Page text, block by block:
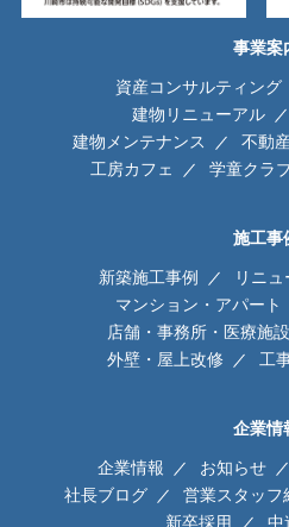
事業案
資産コンサルティング
建物リニューアル
建物メンテナンス
不動
工房カフェ
学童クラ
施工事
新築施工事例
リニ
マンション・アパート
店舗・事務所・医療施設
外壁・屋上改修
工
企業情
企業情報 お知らせ
社長ブログ
営業スタッフ
新卒採用
中